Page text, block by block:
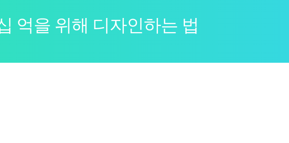
억을 위해 디자인하는 법